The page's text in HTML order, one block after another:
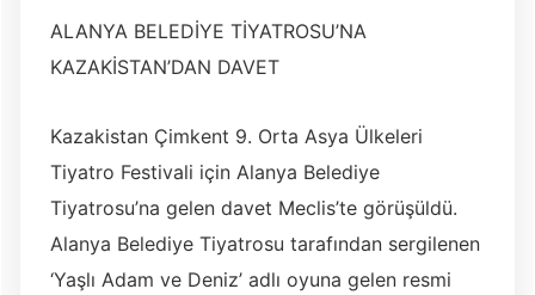
ALANYA BELEDİYE TİYATROSU’NA
KAZAKİSTAN’DAN DAVET
Kazakistan Çimkent 9. Orta Asya Ülkeleri
Tiyatro Festivali için Alanya Belediye
Tiyatrosu’na gelen davet Meclis’te görüşüldü.
Alanya Belediye Tiyatrosu tarafından sergilenen
‘Yaşlı Adam ve Deniz’ adlı oyuna gelen resmi